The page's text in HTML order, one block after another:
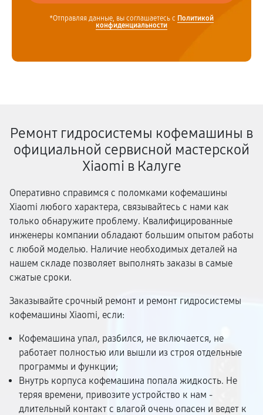
*Отправляя данные, вы соглашаетесь с Политикой
конфиденциальности
Ремонт гидросистемы кофемашины в
официальной сервисной мастерской
Xiaomi в Калуге
Оперативно справимся с поломками кофемашины
Xiaomi любого характера, связывайтесь с нами как
только обнаружите проблему. Квалифицированные
инженеры компании обладают большим опытом работы
с любой моделью. Наличие необходимых деталей на
нашем складе позволяет выполнять заказы в самые
сжатые сроки.
Заказывайте срочный ремонт и ремонт гидросистемы
кофемашины Xiaomi, если:
Кофемашина упал, разбился, не включается, не
работает полностью или вышли из строя отдельные
программы и функции;
Внутрь корпуса кофемашина попала жидкость. Не
теряя времени, привозите устройство к нам -
длительный контакт с влагой очень опасен и ведет к